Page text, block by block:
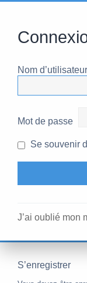
Nom d’utilisateur
Mot de passe
Se souvenir
J’ai oublié mon
S’enregistrer